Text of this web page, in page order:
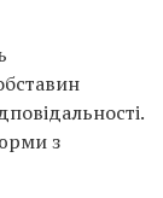
з